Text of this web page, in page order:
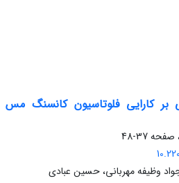
بر کارایی فلوتاسیون کانسنگ مس
37-48
وظیفه مهربانی، حسین عبادی